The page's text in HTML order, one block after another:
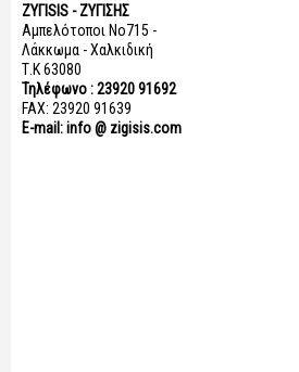
ΖΥΓISIS - ΖΥΓΙΣΗΣ
Αμπελότοποι Νο715 -
Λάκκωμα - Χαλκιδική
Τ.Κ 63080
Τηλέφωνο : 23920 91692
FAX: 23920 91639
E-mail: info @ zigisis.com